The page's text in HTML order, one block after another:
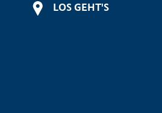
LOS GEHT'S